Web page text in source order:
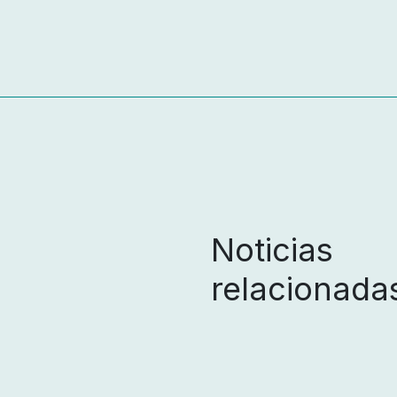
Noticias